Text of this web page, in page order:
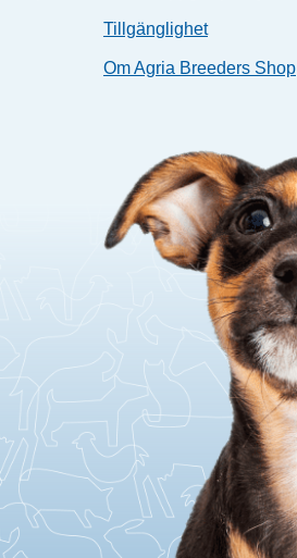
Tillgänglighet
Om Agria Breeders Shop